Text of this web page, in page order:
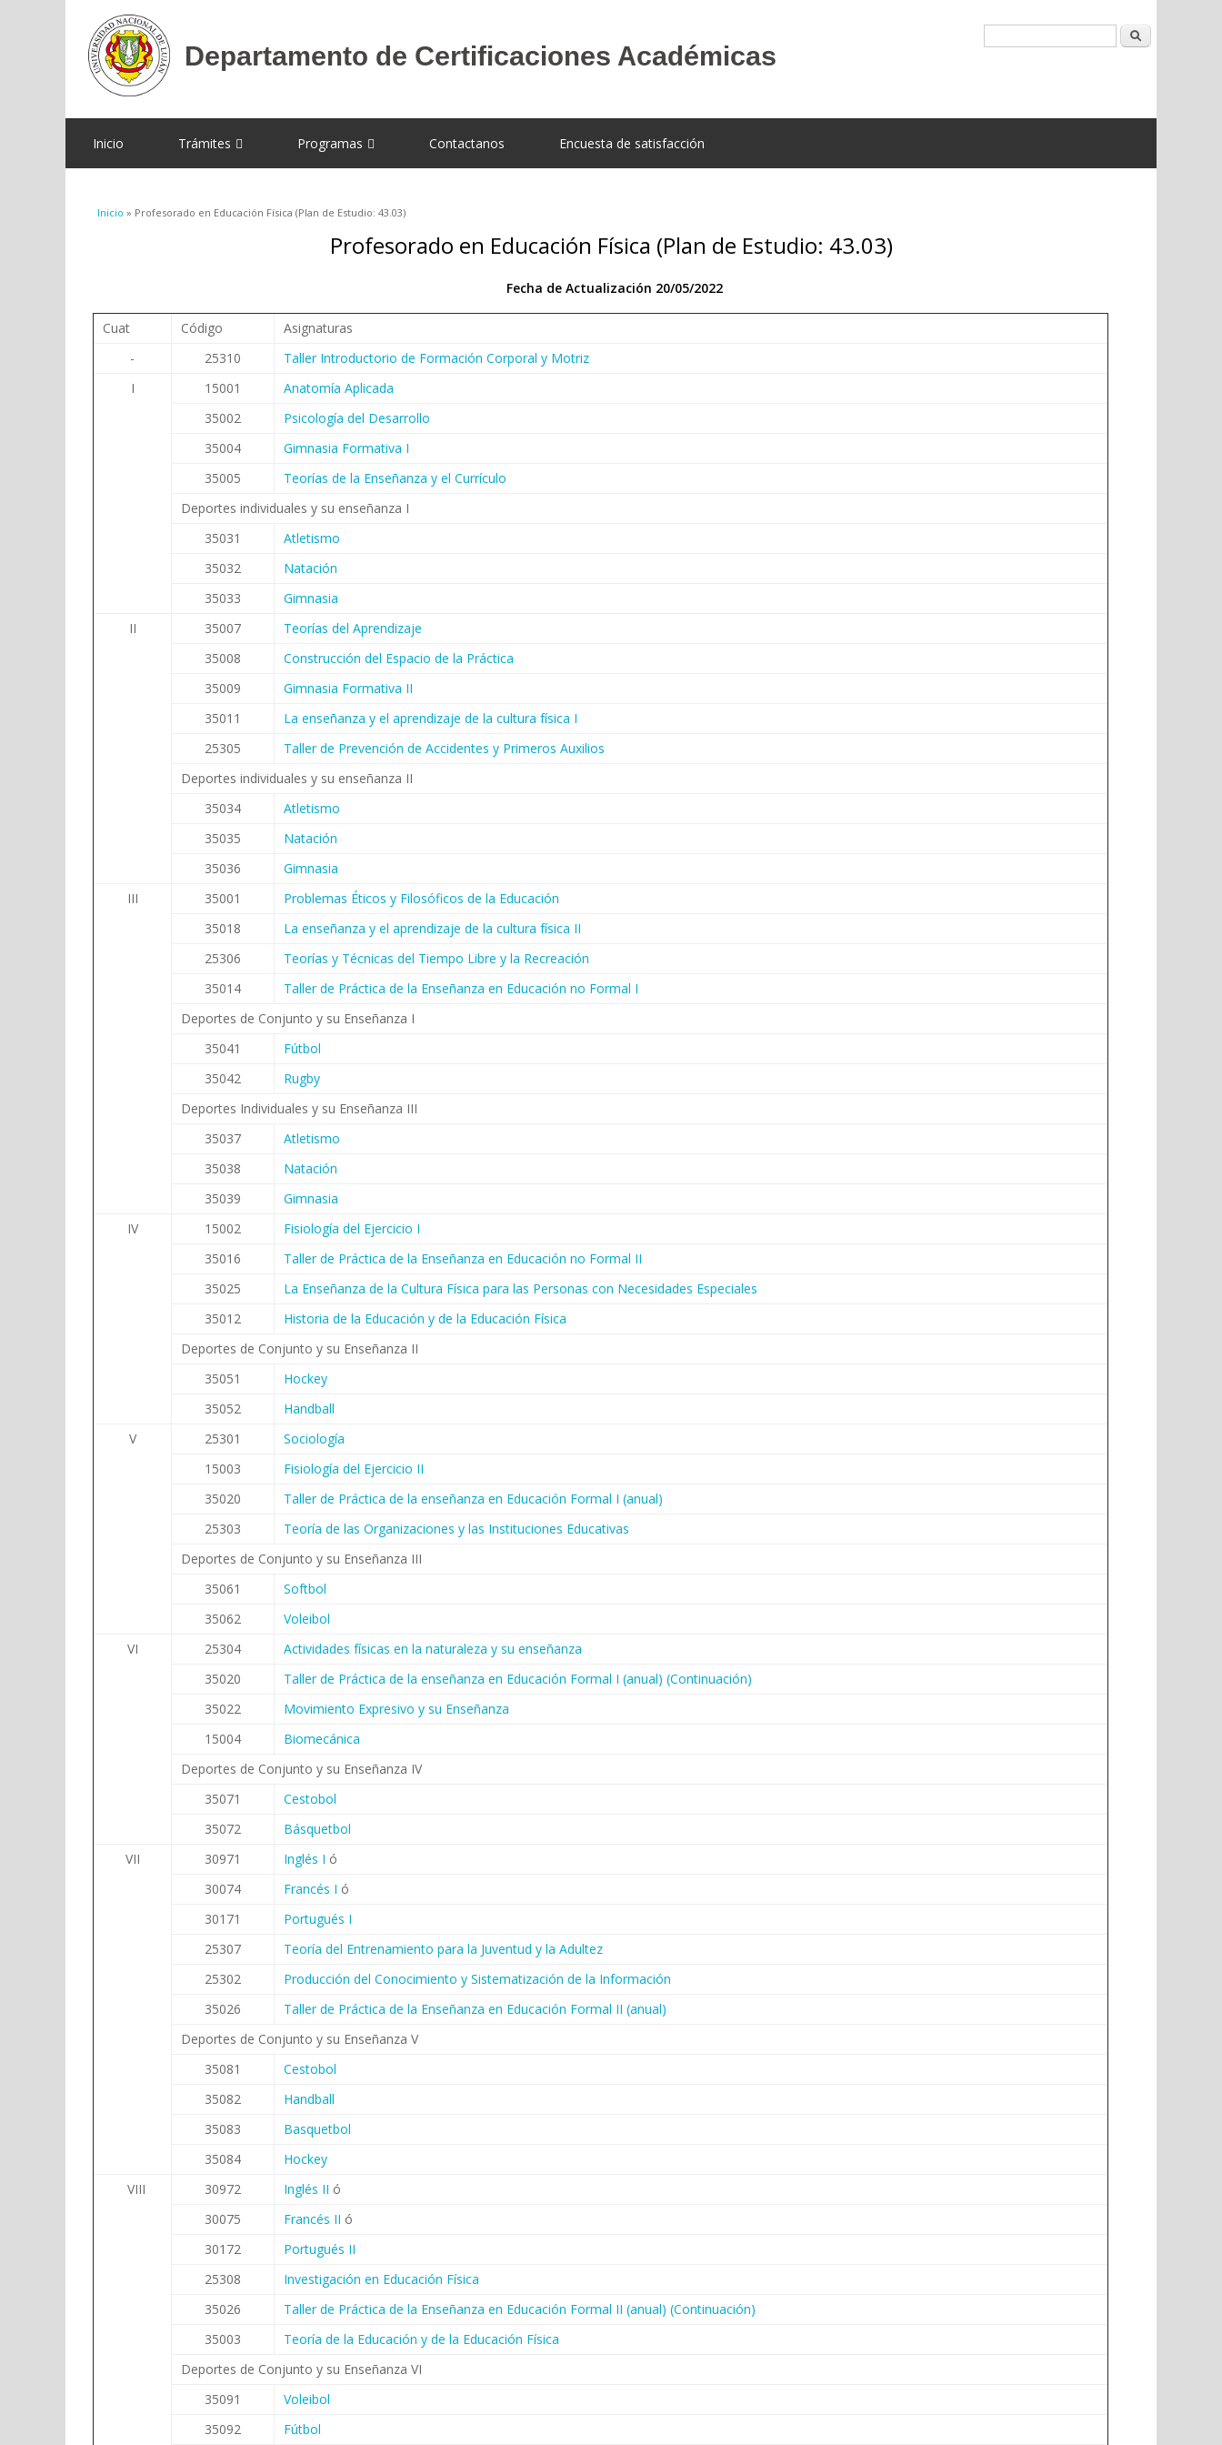
Inicio Trámites Programas Contactanos Encuesta de satisfacción
Se encuentra usted aquí
Inicio » Profesorado en Educación Física (Plan de Estudio: 43.03)
Profesorado en Educación Física (Plan de Estudio: 43.03)
Fecha de Actualización 20/05/2022
Cuat Código
Asignaturas
-
25310
Taller Introductorio de Formación Corporal y Motriz
I
15001
Anatomía Aplicada
35002
Psicología del Desarrollo
35004
Gimnasia Formativa I
35005
Teorías de la Enseñanza y el Currículo
Deportes individuales y su enseñanza I
35031
Atletismo
35032
Natación
35033
Gimnasia
II
35007
Teorías del Aprendizaje
35008
Construcción del Espacio de la Práctica
35009
Gimnasia Formativa II
35011
La enseñanza y el aprendizaje de la cultura física I
25305
Taller de Prevención de Accidentes y Primeros Auxilios
Deportes individuales y su enseñanza II
35034
Atletismo
35035
Natación
35036
Gimnasia
III
35001
Problemas Éticos y Filosóficos de la Educación
35018
La enseñanza y el aprendizaje de la cultura física II
25306
Teorías y Técnicas del Tiempo Libre y la Recreación
35014
Taller de Práctica de la Enseñanza en Educación no Formal I
Deportes de Conjunto y su Enseñanza I
35041
Fútbol
35042
Rugby
Deportes Individuales y su Enseñanza III
35037
Atletismo
35038
Natación
35039
Gimnasia
IV
15002
Fisiología del Ejercicio I
35016
Taller de Práctica de la Enseñanza en Educación no Formal II
35025
La Enseñanza de la Cultura Física para las Personas con Necesidades Especiales
35012
Historia de la Educación y de la Educación Física
Deportes de Conjunto y su Enseñanza II
35051
Hockey
35052
Handball
V
25301
Sociología
15003
Fisiología del Ejercicio II
35020
Taller de Práctica de la enseñanza en Educación Formal I (anual)
25303
Teoría de las Organizaciones y las Instituciones Educativas
Deportes de Conjunto y su Enseñanza III
35061
Softbol
35062
Voleibol
VI
25304
Actividades físicas en la naturaleza y su enseñanza
35020
Taller de Práctica de la enseñanza en Educación Formal I (anual) (Continuación)
35022
Movimiento Expresivo y su Enseñanza
15004
Biomecánica
Deportes de Conjunto y su Enseñanza IV
35071
Cestobol
35072
Básquetbol
VII
30971 Inglés I ó
30074
Francés I ó
30171
Portugués I
25307
Teoría del Entrenamiento para la Juventud y la Adultez
25302
Producción del Conocimiento y Sistematización de la Información
35026
Taller de Práctica de la Enseñanza en Educación Formal II (anual)
Deportes de Conjunto y su Enseñanza V
35081
Cestobol
35082
Handball
35083
Basquetbol
35084
Hockey
VIII
30972 Inglés II ó
30075
Francés II ó
30172
Portugués II
25308
Investigación en Educación Física
35026
Taller de Práctica de la Enseñanza en Educación Formal II (anual) (Continuación)
35003
Teoría de la Educación y de la Educación Física
Deportes de Conjunto y su Enseñanza VI
35091
Voleibol
35092
Fútbol